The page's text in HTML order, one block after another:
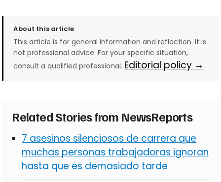
About this article
This article is for general information and reflection. It is
not professional advice. For your specific situation,
consult a qualified professional. Editorial policy →
Related Stories from NewsReports
7 asesinos silenciosos de carrera que
muchas personas trabajadoras ignoran
hasta que es demasiado tarde